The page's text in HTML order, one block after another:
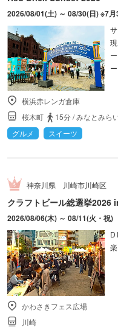
2026/08/01(土) ～ 08/30(日) ※7
横浜赤レンガ倉庫
桜木町
15分/みなとみら
グルメ
スイーツ
神奈川県 川崎市川崎区
クラフトビール総選挙2026
2026/08/06(木) ～ 08/11(火・祝)
かわさきフェス広場
川崎